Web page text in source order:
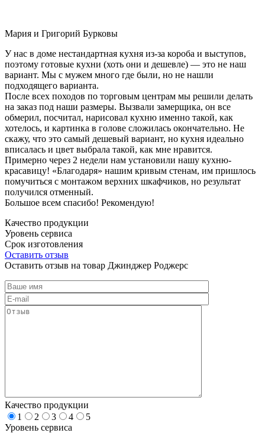
Мария и Григорий Бурковы
У нас в доме нестандартная кухня из-за короба и выступов,
поэтому готовые кухни (хоть они и дешевле) — это не наш
вариант. Мы с мужем много где были, но не нашли
подходящего варианта.
После всех походов по торговым центрам мы решили делать
на заказ под наши размеры. Вызвали замерщика, он все
обмерил, посчитал, нарисовал кухню именно такой, как
хотелось, и картинка в голове сложилась окончательно. Не
скажу, что это самый дешевый вариант, но кухня идеально
вписалась и цвет выбрала такой, как мне нравится.
Примерно через 2 недели нам установили нашу кухню-
красавицу! «Благодаря» нашим кривым стенам, им пришлось
помучиться с монтажом верхних шкафчиков, но результат
получился отменный.
Большое всем спасибо! Рекомендую!
Качество продукции
Уровень сервиса
Срок изготовления
Оставить отзыв
Оставить отзыв на товар Джинджер Роджерс
Качество продукции
1
2 3 4
5
Уровень сервиса